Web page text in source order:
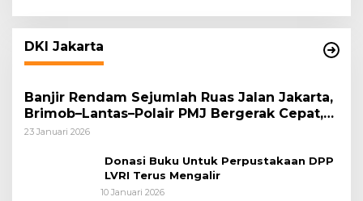
DKI Jakarta
Banjir Rendam Sejumlah Ruas Jalan Jakarta,
Brimob–Lantas–Polair PMJ Bergerak Cepat,
Polri Siagakan 128.247 Personel Secara
23 Januari 2026
Donasi Buku Untuk Perpustakaan DPP
LVRI Terus Mengalir
10 Januari 2026